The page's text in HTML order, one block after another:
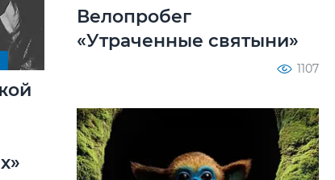
Велопробег
«Утраченные святыни»
1107